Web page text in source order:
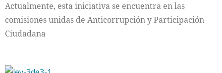
Actualmente, esta iniciativa se encuentra en las
comisiones unidas de Anticorrupción y Participación
Ciudadana